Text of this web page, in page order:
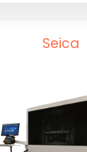
Seica